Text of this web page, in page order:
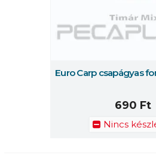
Euro Carp csapágyas
690 Ft
Nincs